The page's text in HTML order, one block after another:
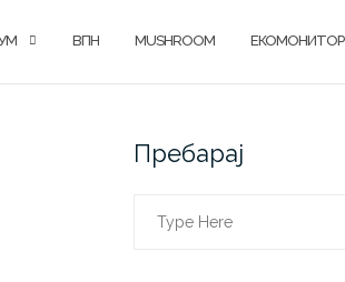
ВПН MUSHROOM ЕКОМОНИТОР
Пребарај
Search